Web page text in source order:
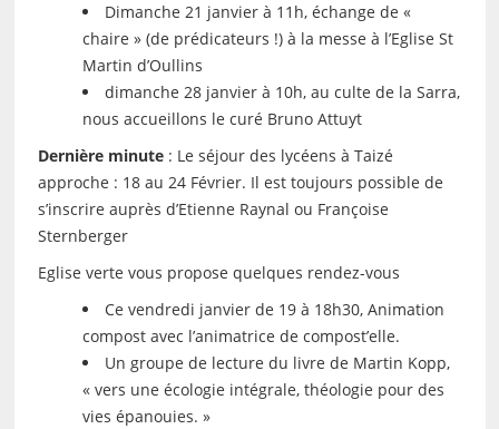
Dimanche 21 janvier à 11h, échange de «
chaire » (de prédicateurs !) à la messe à l’Eglise St
Martin d’Oullins
dimanche 28 janvier à 10h, au culte de la Sarra,
nous accueillons le curé Bruno Attuyt
Dernière minute: Le séjour des lycéens à Taizé
approche : 18 au 24 Février. Il est toujours possible de
s’inscrire auprès d’Etienne Raynal ou Françoise
Sternberger
Eglise verte vous propose quelques rendez-vous
Ce vendredi janvier de 19 à 18h30, Animation
compost avec l’animatrice de compost’elle.
Un groupe de lecture du livre de Martin Kopp,
« vers une écologie intégrale, théologie pour des
vies épanouies. »